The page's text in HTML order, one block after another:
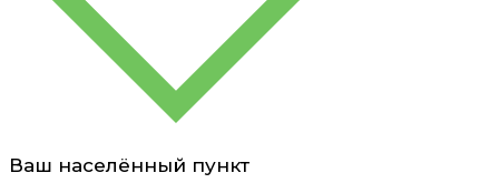
Ваш населённый пункт